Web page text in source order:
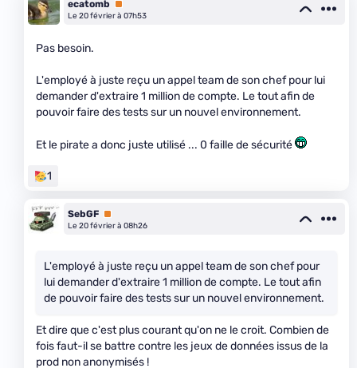
ecatomb
Premium
Le 20 février à 07h53
Pas besoin.
L'employé à juste reçu un appel team de son chef pour lui
demander d'extraire 1 million de compte. Le tout afin de
pouvoir faire des tests sur un nouvel environnement.
Et le pirate a donc juste utilisé ... 0 faille de sécurité
1
SebGF Premium
Le 20 février à 08h26
L'employé à juste reçu un appel team de son chef pour
lui demander d'extraire 1 million de compte. Le tout afin
de pouvoir faire des tests sur un nouvel environnement.
Et dire que c'est plus courant qu'on ne le croit. Combien de
fois faut-il se battre contre les jeux de données issus de la
prod non anonymisés !